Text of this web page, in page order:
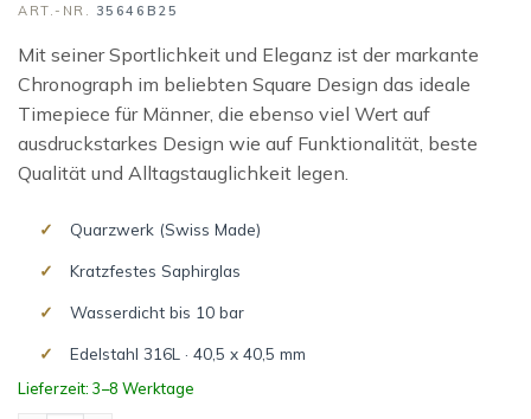
ART.-NR. 35646B25
Mit seiner Sportlichkeit und Eleganz ist der markante
Chronograph im beliebten Square Design das ideale
Timepiece für Männer, die ebenso viel Wert auf
ausdruckstarkes Design wie auf Funktionalität, beste
Qualität und Alltagstauglichkeit legen.
Quarzwerk (Swiss Made)
Kratzfestes Saphirglas
Wasserdicht bis 10 bar
Edelstahl 316L · 40,5 x 40,5 mm
Lieferzeit: 3–8 Werktage